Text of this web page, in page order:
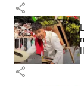
share
share